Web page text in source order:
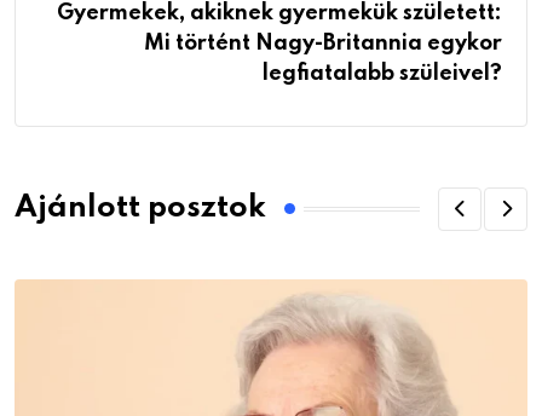
Gyermekek, akiknek gyermekük született:
Mi történt Nagy-Britannia egykor
legfiatalabb szüleivel?
Ajánlott posztok